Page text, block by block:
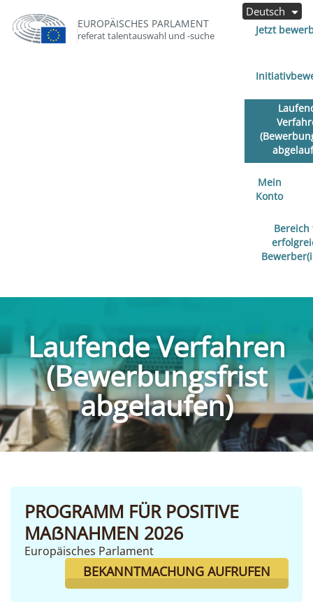
EUROPÄISCHES PARLAMENT
referat talentauswahl und -suche Jetzt
Mein
Konto
Deutsch
Laufende Verfahren
(Bewerbungsfrist
abgelaufen)
PROGRAMM FÜR POSITIVE
MAẞNAHMEN 2026
Europäisches Parlament
BEKANNTMACHUNG AUFRUFEN